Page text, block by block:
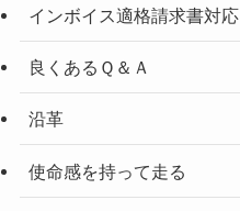
インボイス適格請求書対応
良くあるＱ＆Ａ
沿革
使命感を持って走る